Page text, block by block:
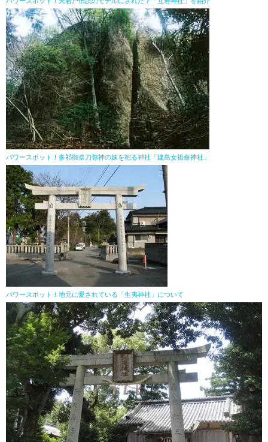
パワースポット！多祁御奈刀弥神の妹を祀る神社「建島女祖命神社」
パワースポット！地元に愛されている「生夷神社」について